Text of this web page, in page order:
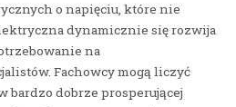
o napięciu, które nie
dynamicznie się rozwija
na
Fachowcy mogą liczyć
bardzo dobrze prosperującej